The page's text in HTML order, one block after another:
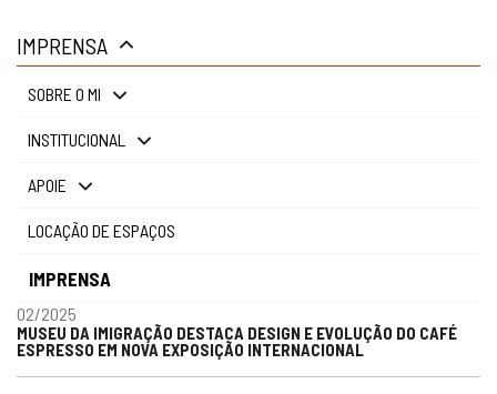
gestão
IMPRENSA
SOBRE O MI
INSTITUCIONAL
APOIE
LOCAÇÃO DE ESPAÇOS
IMPRENSA
02/2025
MUSEU DA IMIGRAÇÃO DESTACA DESIGN E EVOLUÇÃO DO CAFÉ
ESPRESSO EM NOVA EXPOSIÇÃO INTERNACIONAL